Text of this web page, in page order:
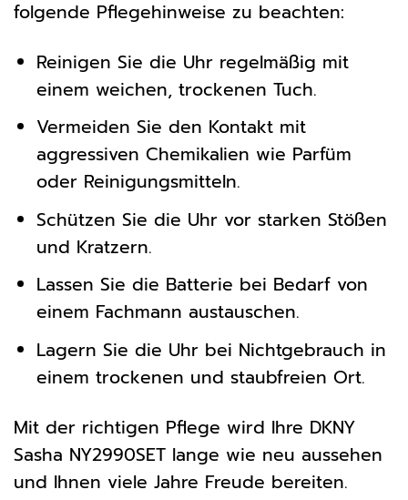
folgende Pflegehinweise zu beachten:
Reinigen Sie die Uhr regelmäßig mit
einem weichen, trockenen Tuch.
Vermeiden Sie den Kontakt mit
aggressiven Chemikalien wie Parfüm
oder Reinigungsmitteln.
Schützen Sie die Uhr vor starken Stößen
und Kratzern.
Lassen Sie die Batterie bei Bedarf von
einem Fachmann austauschen.
Lagern Sie die Uhr bei Nichtgebrauch in
einem trockenen und staubfreien Ort.
Mit der richtigen Pflege wird Ihre DKNY
Sasha NY2990SET lange wie neu aussehen
und Ihnen viele Jahre Freude bereiten.